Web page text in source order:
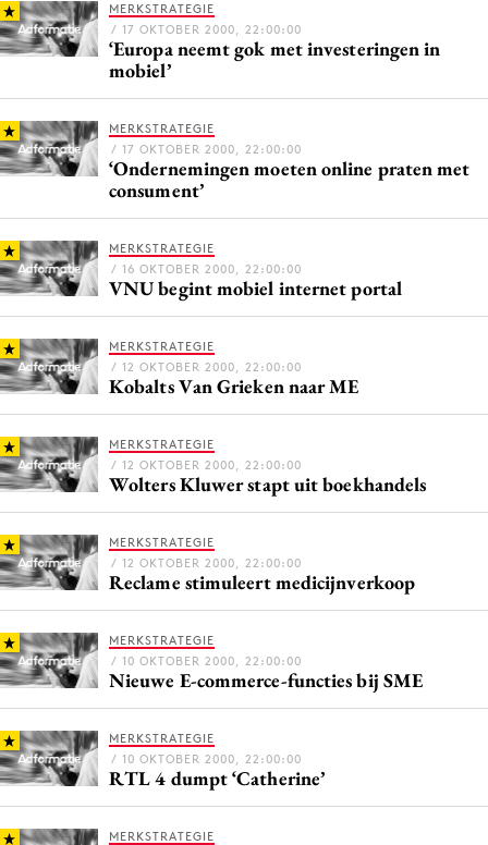
Design
Digital transformation
Gedragsverandering
Influencer marketing
Martech
Media
PR
Programmatic
Reputatie & crisis
MERKSTRATEGIE
/ 17 OKTOBER 2000, 22:00:00
‘Europa neemt gok met investeringen in
mobiel’
MERKSTRATEGIE
/ 17 OKTOBER 2000, 22:00:00
‘Ondernemingen moeten online praten met
consument’
MERKSTRATEGIE
/ 16 OKTOBER 2000, 22:00:00
VNU begint mobiel internet portal
MERKSTRATEGIE
/ 12 OKTOBER 2000, 22:00:00
Kobalts Van Grieken naar ME
MERKSTRATEGIE
/ 12 OKTOBER 2000, 22:00:00
Wolters Kluwer stapt uit boekhandels
MERKSTRATEGIE
/ 12 OKTOBER 2000, 22:00:00
Reclame stimuleert medicijnverkoop
MERKSTRATEGIE
/ 10 OKTOBER 2000, 22:00:00
Nieuwe E-commerce-functies bij SME
MERKSTRATEGIE
/ 10 OKTOBER 2000, 22:00:00
RTL 4 dumpt ‘Catherine’
MERKSTRATEGIE